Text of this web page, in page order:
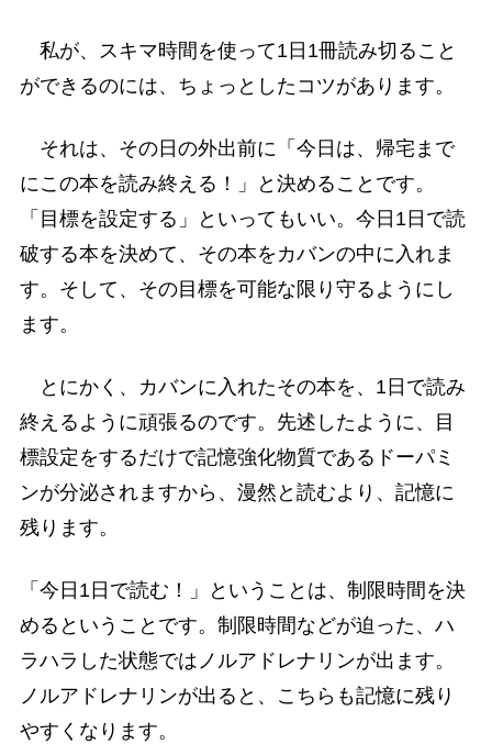
私が、スキマ時間を使って1日1冊読み切ること
ができるのには、ちょっとしたコツがあります。
それは、その日の外出前に「今日は、帰宅まで
にこの本を読み終える！」と決めることです。
「目標を設定する」といってもいい。今日1日で読
破する本を決めて、その本をカバンの中に入れま
す。そして、その目標を可能な限り守るようにし
ます。
とにかく、カバンに入れたその本を、1日で読み
終えるように頑張るのです。先述したように、目
標設定をするだけで記憶強化物質であるドーパミ
ンが分泌されますから、漫然と読むより、記憶に
残ります。
「今日1日で読む！」ということは、制限時間を決
めるということです。制限時間などが迫った、ハ
ラハラした状態ではノルアドレナリンが出ます。
ノルアドレナリンが出ると、こちらも記憶に残り
やすくなります。